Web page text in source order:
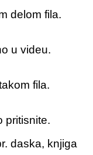
delom fila.
u videu.
fila.
pritisnite.
daska, knjiga